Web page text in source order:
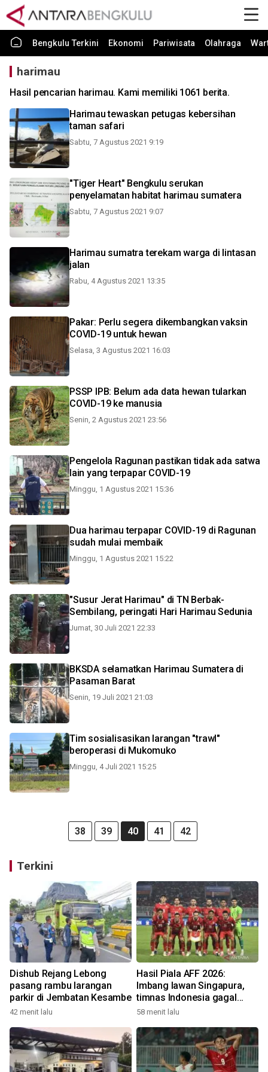
Bengkulu Terkini Ekonomi Pariwisata Olahraga
harimau
Hasil pencarian harimau. Kami memiliki 1061 berita.
Harimau tewaskan petugas kebersihan
taman safari
Sabtu, 7 Agustus 2021 9:19
"Tiger Heart" Bengkulu serukan
penyelamatan habitat harimau sumatera
Sabtu, 7 Agustus 2021 9:07
Harimau sumatra terekam warga di lintasan
jalan
Rabu, 4 Agustus 2021 13:35
Pakar: Perlu segera dikembangkan vaksin
COVID-19 untuk hewan
Selasa, 3 Agustus 2021 16:03
PSSP IPB: Belum ada data hewan tularkan
COVID-19 ke manusia
Senin, 2 Agustus 2021 23:56
Pengelola Ragunan pastikan tidak ada satwa
lain yang terpapar COVID-19
Minggu, 1 Agustus 2021 15:36
Dua harimau terpapar COVID-19 di Ragunan
sudah mulai membaik
Minggu, 1 Agustus 2021 15:22
"Susur Jerat Harimau" di TN Berbak-
Sembilang, peringati Hari Harimau Sedunia
Jumat, 30 Juli 2021 22:33
BKSDA selamatkan Harimau Sumatera di
Pasaman Barat
Senin, 19 Juli 2021 21:03
Tim sosialisasikan larangan "trawl"
beroperasi di Mukomuko
Minggu, 4 Juli 2021 15:25
38 39 40 41 42
Terkini
Dishub Rejang Lebong
pasang rambu larangan
parkir di Jembatan Kesambe
42 menit lalu
Hasil Piala AFF 2026:
Imbang lawan Singapura,
timnas Indonesia gagal
lolos ke semifinal
58 menit lalu